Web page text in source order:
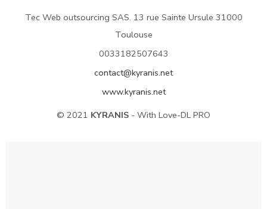
Tec Web outsourcing SAS. 13 rue Sainte Ursule 31000
Toulouse
0033182507643
contact@kyranis.net
www.kyranis.net
© 2021 KYRANIS - With Love-DL PRO